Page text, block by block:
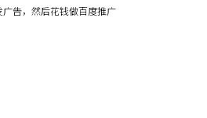
告，然后花钱做百度推广